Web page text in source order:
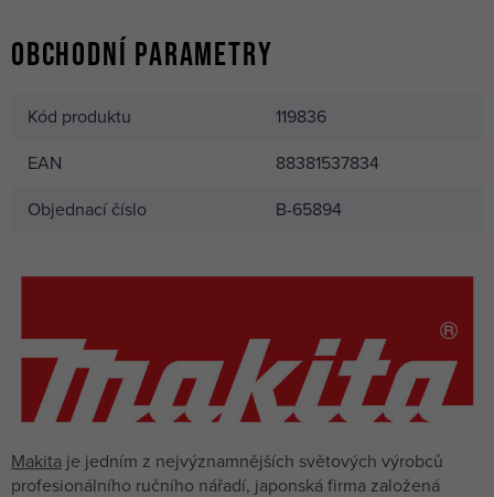
Obchodní parametry
Kód produktu 119836
EAN 88381537834
Objednací číslo B-65894
Makita je jedním z nejvýznamnějších světových výrobců
profesionálního ručního nářadí, japonská firma založená